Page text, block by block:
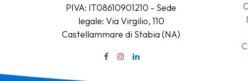
PIVA: IT08610901210 - Sede
legale: Via Virgilio, 110
Castellammare di Stabia (NA)